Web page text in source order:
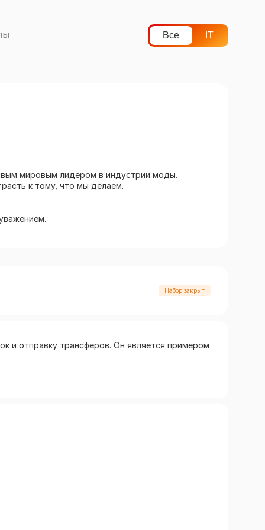
Все IT
мировым лидером в индустрии моды.
к тому, что мы делаем.
Набор закрыт
и отправку трансферов. Он является примером